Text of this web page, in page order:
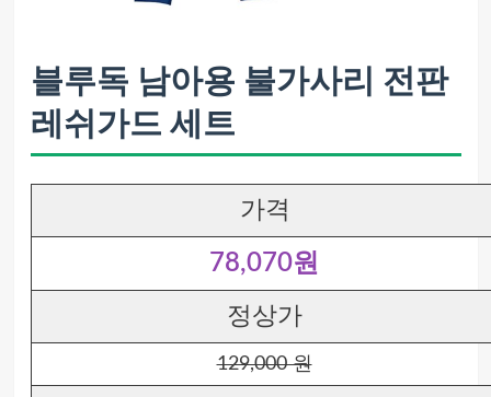
블루독 남아용 불가사리 전판
레쉬가드 세트
가격
78,070원
정상가
129,000 원